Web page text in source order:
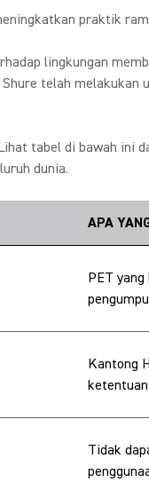
praktik
lingkungan
telah
tabel di bawah ini
dunia.
APA
PET
Kantong
Tidak